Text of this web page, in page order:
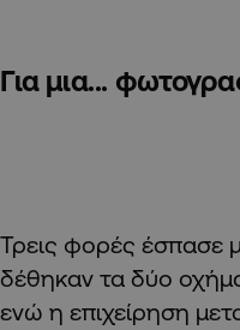
Για μια...
Τρεις φορές έσπασε
δέθηκαν τα δύο
ενώ η επιχείρηση